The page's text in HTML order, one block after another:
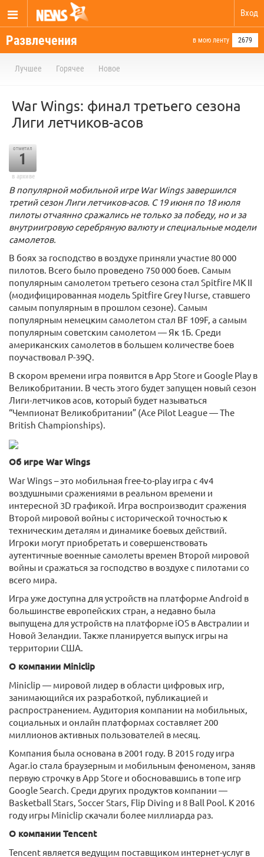
Вход
Развлечения в мою ленту 2679
Лучшее Горячее Новое
War Wings: финал третьего сезона
Лиги летчиков-асов
отметил
1
в архиве
В популярной мобильной игре War Wings завершился
третий сезон Лиги летчиков-асов. С 19 июня по 18 июля
пилоты отчаянно сражались не только за победу, но и за
внутриигровую серебряную валюту и специальные модели
самолетов.
В боях за господство в воздухе приняли участие 80 000
пилотов. Всего было проведено 750 000 боев. Самым
популярным самолетом третьего сезона стал Spitfire MK II
(модифицированная модель Spitfire Grey Nurse, ставшего
самым популярным в прошлом сезоне). Самым
популярным немецким самолетом стал BF 109F, а самым
популярным советским самолетом — Як 1Б. Среди
американских самолетов в большем количестве боев
поучаствовал P-39Q.
В скором времени игра появится в App Store и Google Play в
Великобритании. В честь этого будет запущен новый сезон
Лиги-летчиков асов, который будет называться
“Чемпионат Великобритании” (Ace Pilot League — The
British Championships).
Об игре War Wings
War Wings – это мобильная free-to-play игра с 4v4
воздушными сражениями в реальном времени и
интересной 3D графикой. Игра воспроизводит сражения
Второй мировой войны с исторической точностью к
техническим деталям и динамике боевых действий.
Игроки могут приобретать и совершенствовать
аутентичные военные самолеты времен Второй мировой
войны и сражаться за господство в воздухе с пилотами со
всего мира.
Игра уже доступна для устройств на платформе Android в
большинстве европейских стран, а недавно была
выпущена для устройств на платформе iOS в Австралии и
Новой Зеландии. Также планируется выпуск игры на
территории США.
О компании Miniclip
Miniclip — мировой лидер в области цифровых игр,
занимающийся их разработкой, публикацией и
распространением. Аудитория компании на мобильных,
социальных и онлайн платформах составляет 200
миллионов активных пользователей в месяц.
Компания была основана в 2001 году. В 2015 году игра
Agar.io стала браузерным и мобильным феноменом, заняв
первую строчку в App Store и обосновавшись в топе игр
Google Search. Среди других продуктов компании —
Basketball Stars, Soccer Stars, Flip Diving и 8 Ball Pool. К 2016
году игры Miniclip скачали более миллиарда раз.
О компании Tencent
Tencent является ведущим поставщиком интернет-услуг в